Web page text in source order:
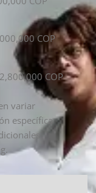
COP
COP
variar
específica